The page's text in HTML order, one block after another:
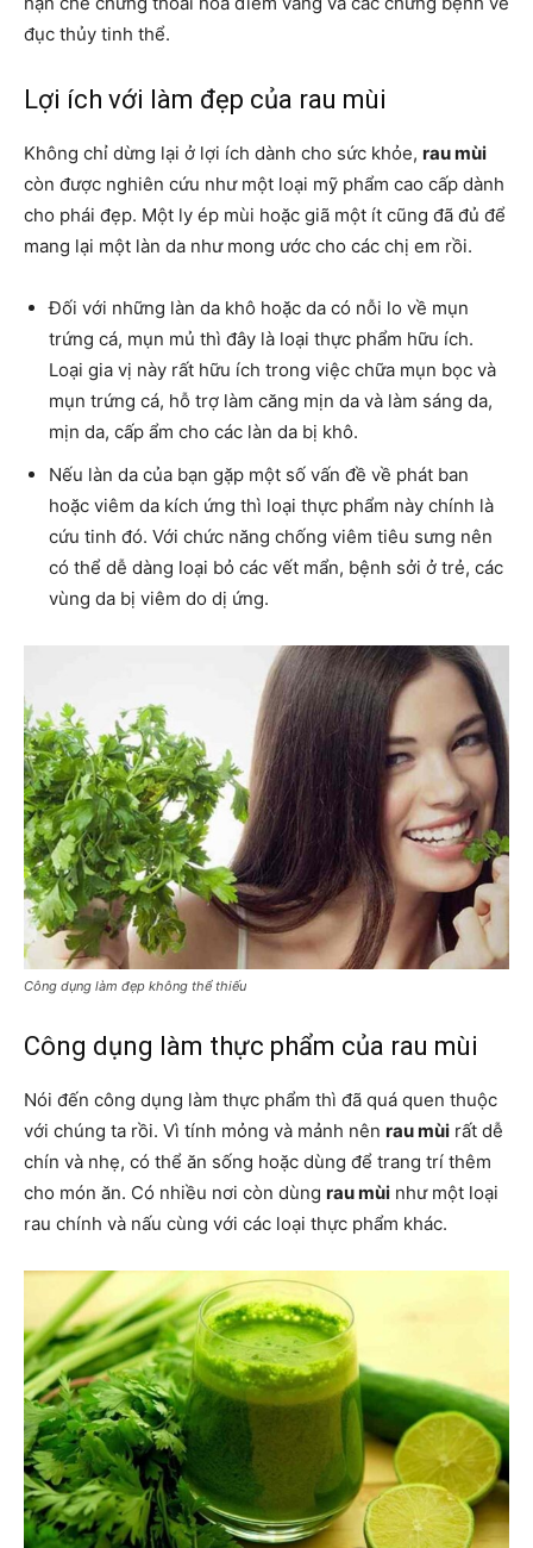
đục thủy tinh thể.
Lợi ích với làm đẹp của rau mùi
Không chỉ dừng lại ở lợi ích dành cho sức khỏe, rau mùi
còn được nghiên cứu như một loại mỹ phẩm cao cấp dành
cho phái đẹp. Một ly ép mùi hoặc giã một ít cũng đã đủ để
mang lại một làn da như mong ước cho các chị em rồi.
Đối với những làn da khô hoặc da có nỗi lo về mụn
trứng cá, mụn mủ thì đây là loại thực phẩm hữu ích.
Loại gia vị này rất hữu ích trong việc chữa mụn bọc và
mụn trứng cá, hỗ trợ làm căng mịn da và làm sáng da,
mịn da, cấp ẩm cho các làn da bị khô.
Nếu làn da của bạn gặp một số vấn đề về phát ban
hoặc viêm da kích ứng thì loại thực phẩm này chính là
cứu tinh đó. Với chức năng chống viêm tiêu sưng nên
có thể dễ dàng loại bỏ các vết mẩn, bệnh sởi ở trẻ, các
vùng da bị viêm do dị ứng.
Công dụng làm đẹp không thể thiếu
Công dụng làm thực phẩm của rau mùi
Nói đến công dụng làm thực phẩm thì đã quá quen thuộc
với chúng ta rồi. Vì tính mỏng và mảnh nên rau mùi rất dễ
chín và nhẹ, có thể ăn sống hoặc dùng để trang trí thêm
cho món ăn. Có nhiều nơi còn dùng rau mùi như một loại
rau chính và nấu cùng với các loại thực phẩm khác.